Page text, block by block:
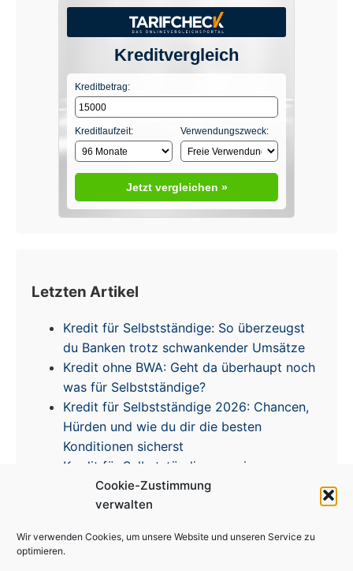
Cookie-Zustimmung
verwalten
Wir verwenden Cookies, um unsere Website und unseren Service zu
optimieren.
Kreditvergleich
Kreditbetrag:
Kreditlaufzeit: Verwendungszweck:
Jetzt vergleichen »
Letzten Artikel
Kredit für Selbstständige: So überzeugst
du Banken trotz schwankender Umsätze
Kredit ohne BWA: Geht da überhaupt noch
was für Selbstständige?
Kredit für Selbstständige 2026: Chancen,
Hürden und wie du dir die besten
Konditionen sicherst
Kredit für Selbstständige – meine
Erfahrungen & Tipps zur Zinsentwicklung